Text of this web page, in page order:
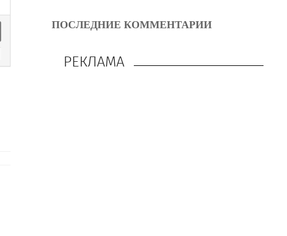
ПОСЛЕДНИЕ КОММЕНТАРИИ
РЕКЛАМА